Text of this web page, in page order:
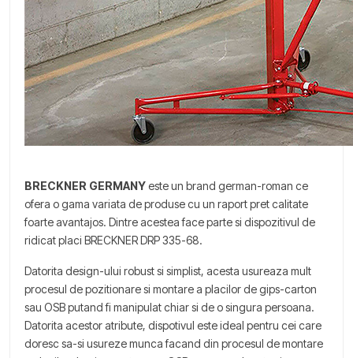
BRECKNER GERMANY este un brand german-roman ce
ofera o gama variata de produse cu un raport pret calitate
foarte avantajos. Dintre acestea face parte si dispozitivul de
ridicat placi BRECKNER DRP 335-68.
Datorita design-ului robust si simplist, acesta usureaza mult
procesul de pozitionare si montare a placilor de gips-carton
sau OSB putand fi manipulat chiar si de o singura persoana.
Datorita acestor atribute, dispotivul este ideal pentru cei care
doresc sa-si usureze munca facand din procesul de montare